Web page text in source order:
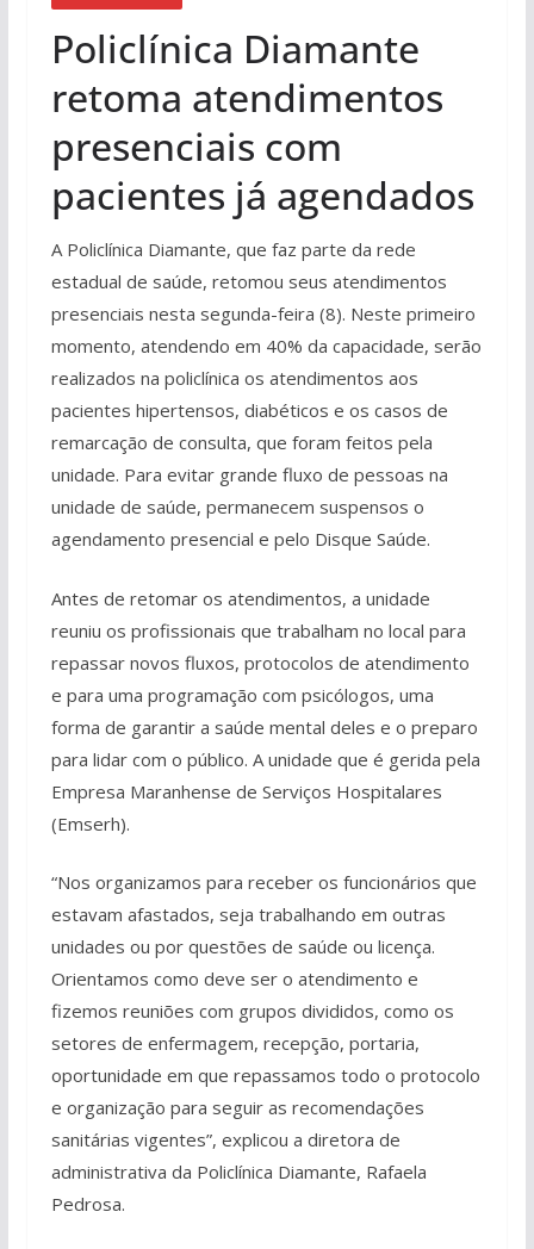
Policlínica Diamante
retoma atendimentos
presenciais com
pacientes já agendados
A Policlínica Diamante, que faz parte da rede
estadual de saúde, retomou seus atendimentos
presenciais nesta segunda-feira (8). Neste primeiro
momento, atendendo em 40% da capacidade, serão
realizados na policlínica os atendimentos aos
pacientes hipertensos, diabéticos e os casos de
remarcação de consulta, que foram feitos pela
unidade. Para evitar grande fluxo de pessoas na
unidade de saúde, permanecem suspensos o
agendamento presencial e pelo Disque Saúde.
Antes de retomar os atendimentos, a unidade
reuniu os profissionais que trabalham no local para
repassar novos fluxos, protocolos de atendimento
e para uma programação com psicólogos, uma
forma de garantir a saúde mental deles e o preparo
para lidar com o público. A unidade que é gerida pela
Empresa Maranhense de Serviços Hospitalares
(Emserh).
“Nos organizamos para receber os funcionários que
estavam afastados, seja trabalhando em outras
unidades ou por questões de saúde ou licença.
Orientamos como deve ser o atendimento e
fizemos reuniões com grupos divididos, como os
setores de enfermagem, recepção, portaria,
oportunidade em que repassamos todo o protocolo
e organização para seguir as recomendações
sanitárias vigentes”, explicou a diretora de
administrativa da Policlínica Diamante, Rafaela
Pedrosa.